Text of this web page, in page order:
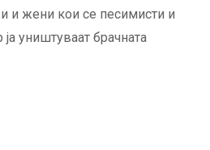
и жени кои се песимисти и
уништуваат брачната